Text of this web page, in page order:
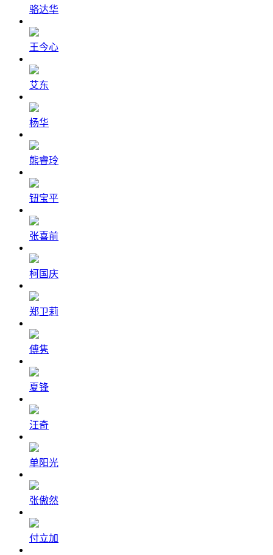
骆达华
王今心
艾东
杨华
熊睿玲
钮宝平
张喜前
柯国庆
郑卫莉
傅隽
夏锋
汪奇
单阳光
张傲然
付立加